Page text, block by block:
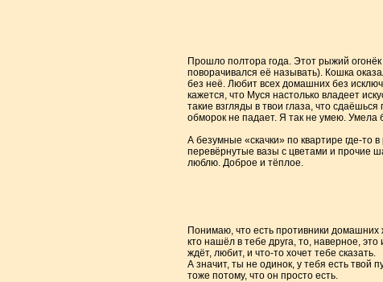
Прошло полтора года. Этот рыжий
поворачивался её называть). Кошка
без неё. Любит всех домашних без
кажется, что Муся настолько владеет
такие взгляды в твои глаза, что
обморок не падает. Я так не умею. Умела
А безумные «скачки» по квартире где-то
перевёрнутые вазы с цветами и прочие
люблю. Доброе и тёплое.
Понимаю, что есть противники
кто нашёл в тебе друга, то, наверное,
ждёт, любит, и что-то хочет тебе сказать.
А значит, ты не одинок, у тебя есть твой
тоже потому, что он просто есть.